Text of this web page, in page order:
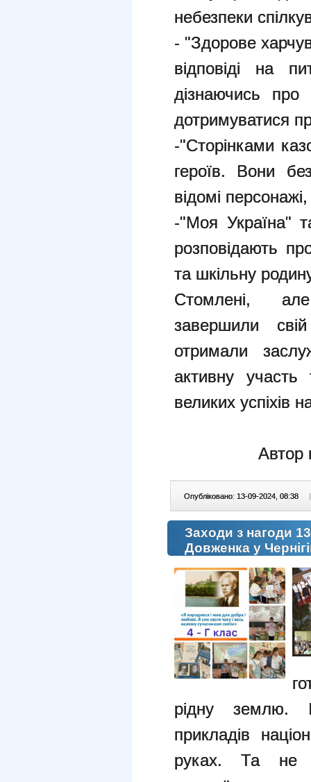
небезпеки
- "Здорове
відповіді на
дізнаючись про
дотримуватися
-"Сторінками
героїв. Вони
відомі
-"Моя Україна"
розповідають
та шкільну
Стомлені,
завершили
отримали
активну
великих успіхів
Автор
Опубліковано: 13-09-2024, 08:38 |
Заходи з нагоди
Довженка у
рідну землю.
прикладів
руках. Та не